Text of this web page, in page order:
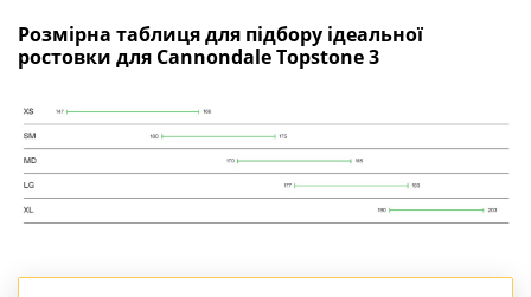
Розмірна таблиця для підбору ідеальної
ростовки для Cannondale Topstone 3